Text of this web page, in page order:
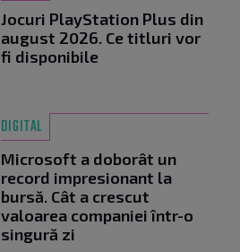
Jocuri PlayStation Plus din
august 2026. Ce titluri vor
fi disponibile
DIGITAL
Microsoft a doborât un
record impresionant la
bursă. Cât a crescut
valoarea companiei într-o
singură zi